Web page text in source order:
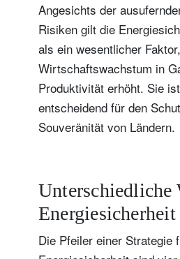
Angesichts der
Risiken gilt die
als ein wesentlicher
Wirtschaftswachstum in
Produktivität erhöht. Sie
entscheidend für den
Souveränität von Ländern.
Unterschiedliche
Energiesicherheit
Die Pfeiler einer Strategie